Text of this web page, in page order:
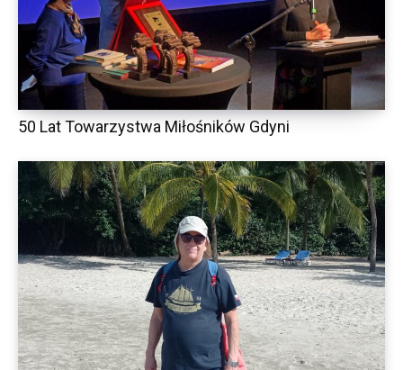
50 Lat Towarzystwa Miłośników Gdyni